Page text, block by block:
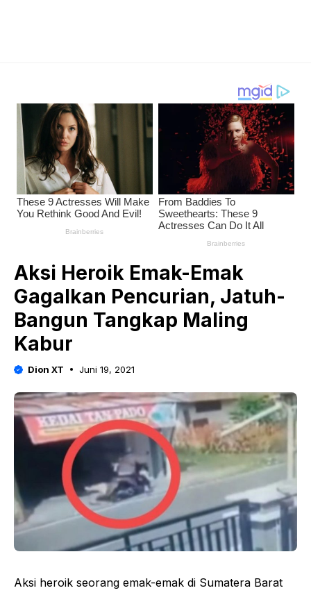
Aksi Heroik Emak-Emak
Gagalkan Pencurian, Jatuh-
Bangun Tangkap Maling
Kabur
Dion XT Juni 19, 2021
Aksi heroik seorang emak-emak di Sumatera Barat